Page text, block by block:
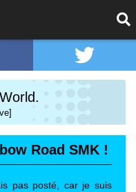
Road SMK !
pas posté, car je suis